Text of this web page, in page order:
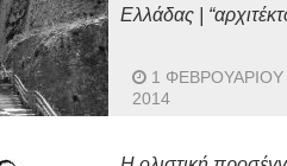
Ελλάδας |
1 ΦΕΒΡΟΥΑΡΊΟΥ
2014